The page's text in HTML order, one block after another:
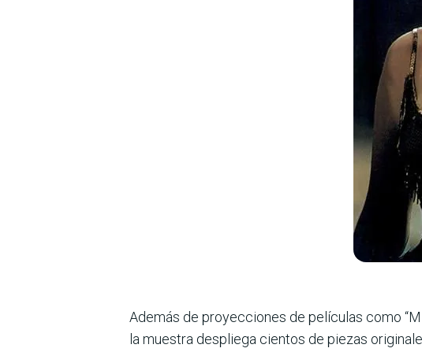
Además de proyecciones de películas como
la muestra despliega cientos de piezas